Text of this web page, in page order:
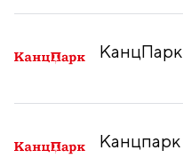
КанцПарк
Канцпарк